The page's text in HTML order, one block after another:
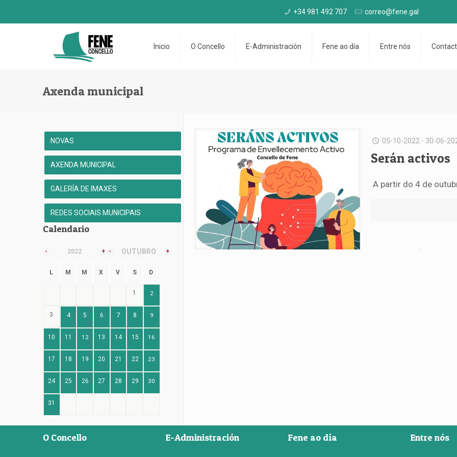
+34 981 492 707 correo@fene.gal
Inicio O Concello E-Administración Fene ao día Entre nós
Axenda municipal
05-10-2022 - 30-06-
Serán activos
A partir do 4 de
NOVAS
AXENDA MUNICIPAL
GALERÍA DE IMAXES
REDES SOCIAIS MUNICIPAIS
Calendario
- 2022 + - OUTUBRO +
L M M X V S D
1 2
3 4 5 6 7 8 9
10 11 12 13 14 15 16
17 18 19 20 21 22 23
24 25 26 27 28 29 30
31
O Concello E-Administración Fene ao día Entre nós